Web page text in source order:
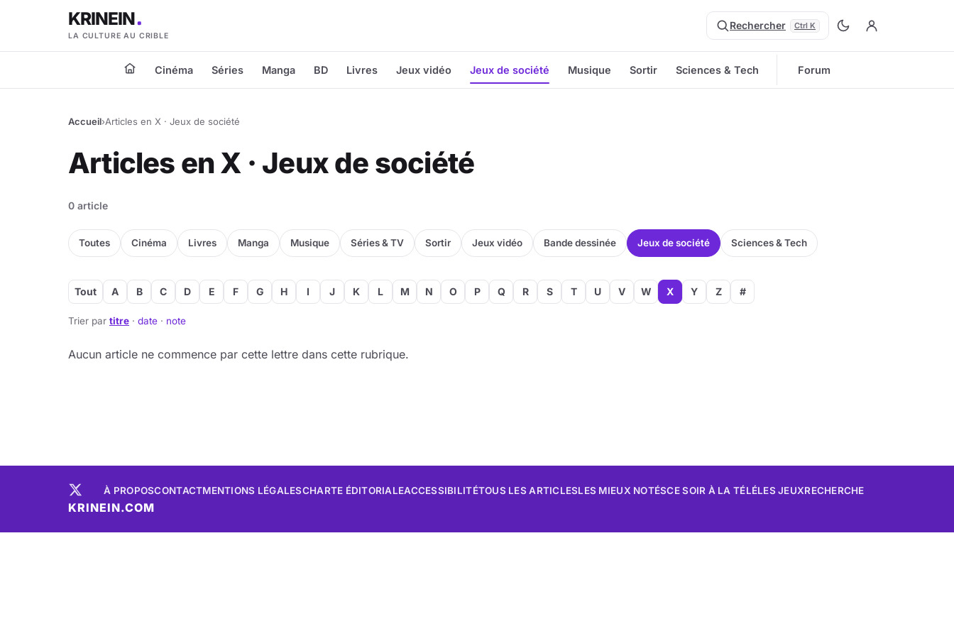
KRINEIN
LA CULTURE AU CRIBLE
Rechercher Ctrl K
Cinéma Séries Manga BD Livres Jeux vidéo Jeux de société Musique Sortir Sciences & Tech Forum
Accueil›Articles en X · Jeux de société
Articles en X · Jeux de société
0 article
Toutes Cinéma Livres Manga Musique Séries & TV Sortir Jeux vidéo Bande dessinée Jeux de société Sciences & Tech
Tout A B C D E F G H I J K L M N O P Q R S T U V W X Y Z #
Trier par titre · date · note
Aucun article ne commence par cette lettre dans cette rubrique.
À PROPOSCONTACTMENTIONS LÉGALESCHARTE ÉDITORIALEACCESSIBILITÉTOUS LES ARTICLESLES MIEUX NOTÉSCE SOIR À LA TÉLÉLES JEUXRECHERCHE
KRINEIN.COM